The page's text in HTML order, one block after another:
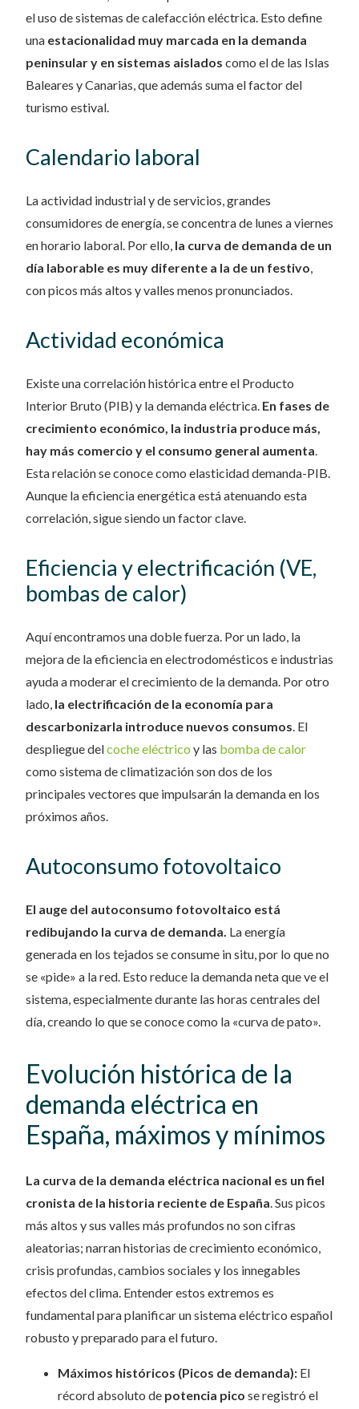
el uso de sistemas de calefacción eléctrica. Esto define
una estacionalidad muy marcada en la demanda
peninsular y en sistemas aislados como el de las Islas
Baleares y Canarias, que además suma el factor del
turismo estival.
Calendario laboral
La actividad industrial y de servicios, grandes
consumidores de energía, se concentra de lunes a viernes
en horario laboral. Por ello, la curva de demanda de un
día laborable es muy diferente a la de un festivo,
con picos más altos y valles menos pronunciados.
Actividad económica
Existe una correlación histórica entre el Producto
Interior Bruto (PIB) y la demanda eléctrica. En fases de
crecimiento económico, la industria produce más,
hay más comercio y el consumo general aumenta.
Esta relación se conoce como elasticidad demanda-PIB.
Aunque la eficiencia energética está atenuando esta
correlación, sigue siendo un factor clave.
Eficiencia y electrificación (VE,
bombas de calor)
Aquí encontramos una doble fuerza. Por un lado, la
mejora de la eficiencia en electrodomésticos e industrias
ayuda a moderar el crecimiento de la demanda. Por otro
lado, la electrificación de la economía para
descarbonizarla introduce nuevos consumos. El
despliegue delcoche eléctrico y las bomba de calor
como sistema de climatización son dos de los
principales vectores que impulsarán la demanda en los
próximos años.
Autoconsumo fotovoltaico
El auge del autoconsumo fotovoltaico está
redibujando la curva de demanda. La energía
generada en los tejados se consume in situ, por lo que no
se «pide» a la red. Esto reduce la demanda neta que ve el
sistema, especialmente durante las horas centrales del
día, creando lo que se conoce como la «curva de pato».
Evolución histórica de la
demanda eléctrica en
España, máximos y mínimos
La curva de la demanda eléctrica nacional es un fiel
cronista de la historia reciente de España. Sus picos
más altos y sus valles más profundos no son cifras
aleatorias; narran historias de crecimiento económico,
crisis profundas, cambios sociales y los innegables
efectos del clima. Entender estos extremos es
fundamental para planificar un sistema eléctrico español
robusto y preparado para el futuro.
Máximos históricos (Picos de demanda): El
récord absoluto de potencia pico se registró el